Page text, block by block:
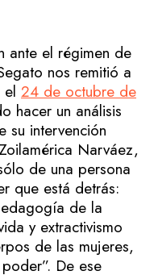
ante el régimen de
nos remitió a
el 24 de octubre de
hacer un análisis
su intervención
Narváez,
de una persona
que está detrás:
de la
y extractivismo
de las mujeres,
De ese